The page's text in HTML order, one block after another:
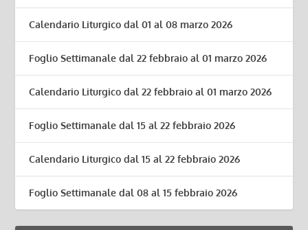
Calendario Liturgico dal 01 al 08 marzo 2026
Foglio Settimanale dal 22 febbraio al 01 marzo 2026
Calendario Liturgico dal 22 febbraio al 01 marzo 2026
Foglio Settimanale dal 15 al 22 febbraio 2026
Calendario Liturgico dal 15 al 22 febbraio 2026
Foglio Settimanale dal 08 al 15 febbraio 2026